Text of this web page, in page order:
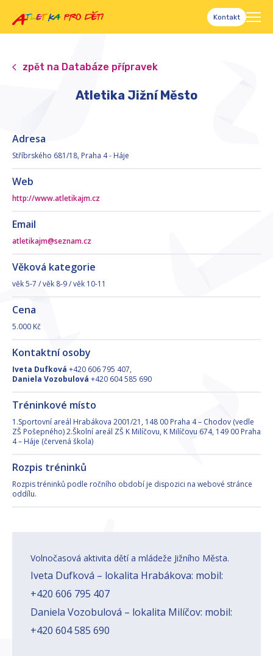
Kontakt
zpět na Databáze přípravek
Atletika Jižní Město
Adresa
Stříbrského 681/18, Praha 4 - Háje
Web
http://www.atletikajm.cz
Email
atletikajm@seznam.cz
Věková kategorie
věk 5-7 / věk 8-9 / věk 10-11
Cena
5.000 Kč
Kontaktní osoby
Iveta Dufková +420 606 795 407,
Daniela Vozobulová +420 604 585 690
Tréninkové místo
1.Sportovní areál Hrabákova 2001/21, 148 00 Praha 4 – Chodov (vedle
ZŠ Pošepného) 2.Školní areál ZŠ K Milíčovu, K Milíčovu 674, 149 00 Praha
4 – Háje (červená škola)
Rozpis tréninků
Rozpis tréninků podle ročního období je dispozici na webové stránce
oddílu.
Volnočasová aktivita dětí a mládeže Jižního Města.
Iveta Dufková – lokalita Hrabákova: mobil:
+420 606 795 407
Daniela Vozobulová – lokalita Milíčov: mobil:
+420 604 585 690